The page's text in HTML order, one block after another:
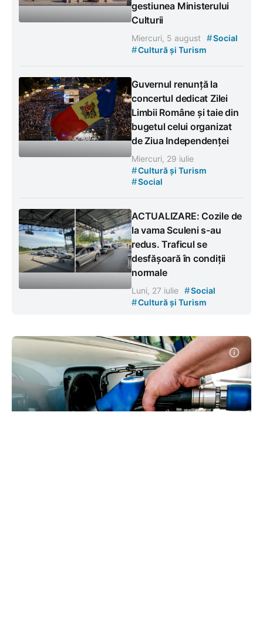
gestiunea Ministerului
Culturii
Miercuri, 5 august #Social
#Cultură și Turism
Guvernul renunță la
concertul dedicat Zilei
Limbii Române și taie din
bugetul celui organizat
de Ziua Independenței
Miercuri, 29 iulie
#Cultură și Turism
#Social
ACTUALIZARE: Cozile de
la vama Sculeni s-au
redus. Traficul se
desfășoară în condiții
normale
Luni, 27 iulie #Social
#Cultură și Turism